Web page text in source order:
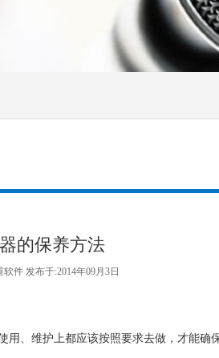
的保养方法
件 发布于:2014年09月3日
、维护上都应该按照要求去做，才能确